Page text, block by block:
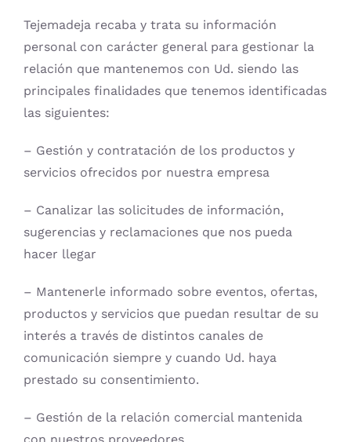
Newsletter
Tejemadeja recaba y trata su información
personal con carácter general para gestionar la
relación que mantenemos con Ud. siendo las
principales finalidades que tenemos identificadas
las siguientes:
– Gestión y contratación de los productos y
servicios ofrecidos por nuestra empresa
– Canalizar las solicitudes de información,
sugerencias y reclamaciones que nos pueda
hacer llegar
– Mantenerle informado sobre eventos, ofertas,
productos y servicios que puedan resultar de su
interés a través de distintos canales de
comunicación siempre y cuando Ud. haya
prestado su consentimiento.
– Gestión de la relación comercial mantenida